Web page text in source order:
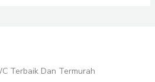
Terbaik Dan Termurah